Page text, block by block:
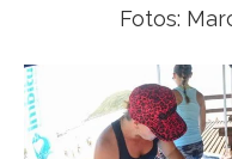
Fotos: